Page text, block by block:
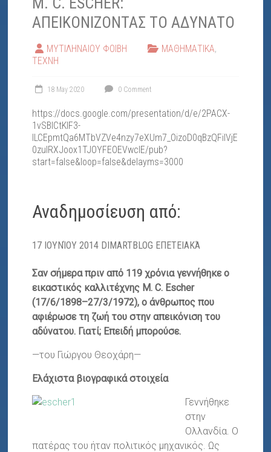
"ΕΛΠΙΔΑ"
ΑΠΕΙΚΟΝΙΖΟΝΤΑΣ ΤΟ ΑΔΥΝΑΤΟ
ΜΥΤΙΛΗΝΑΙΟΥ ΦΟΙΒΗ ΜΑΘΗΜΑΤΙΚΑ,
ΤΕΧΝΗ
18 May 2020 0 Comment
https://docs.google.com/presentation/d/e/2PACX-
1vSBICtKIF3-
ILCEpmtQa6MTbVZVe4nzy7eXUm7_OizoD0qBzQFilVjE
0zuIRXJoox1TJOYFEOEVwclE/pub?
start=false&loop=false&delayms=3000
Αναδημοσίευση από:
17 ΙΟΥΝΊΟΥ 2014 DIMARTBLOG ΕΠΕΤΕΙΑΚΆ
Σαν σήμερα πριν από 119 χρόνια γεννήθηκε ο
εικαστικός καλλιτέχνης M. C. Escher
(17/6/1898–27/3/1972), ο άνθρωπος που
αφιέρωσε τη ζωή του στην απεικόνιση του
αδύνατου. Γιατί; Επειδή μπορούσε.
—του Γιώργου Θεοχάρη—
Ελάχιστα βιογραφικά στοιχεία
Γεννήθηκε
στην
Ολλανδία. Ο
πατέρας του ήταν πολιτικός μηχανικός. Ως